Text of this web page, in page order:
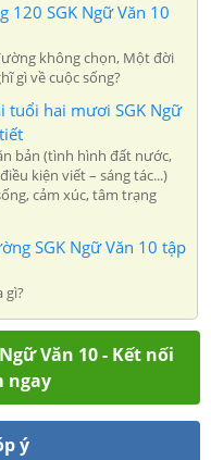
120 SGK Ngữ Văn 10
không chọn, Một đời
gì về cuộc sống?
tuổi hai mươi SGK Ngữ
bản (tình hình đất nước,
kiện viết – sáng tác...)
cảm xúc, tâm trạng
SGK Ngữ Văn 10 tập
gì?
Văn 10 - Kết nối
ngay
ý